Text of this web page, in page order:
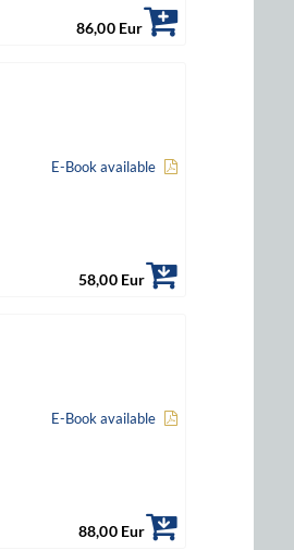
86,00 Eur
E-Book available
58,00 Eur
E-Book available
88,00 Eur